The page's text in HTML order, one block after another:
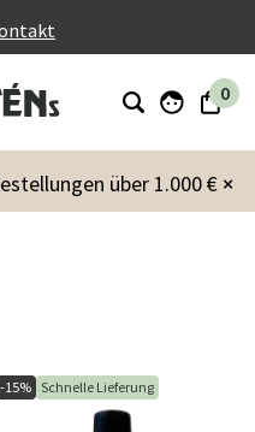
0
×
über 1.000 €
Sale15
-15% Schnelle Lieferung